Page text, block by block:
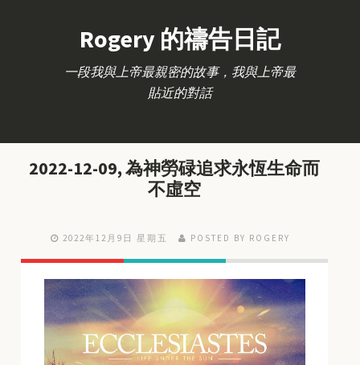
Rogery 的禱告日記
一段我與上帝最親密的故事，我與上帝最
貼近的對話
2022-12-09, 為神勞碌追求永恆生命而
不虛空
2022年12月9日 星期五 POSTED BY ROGERY